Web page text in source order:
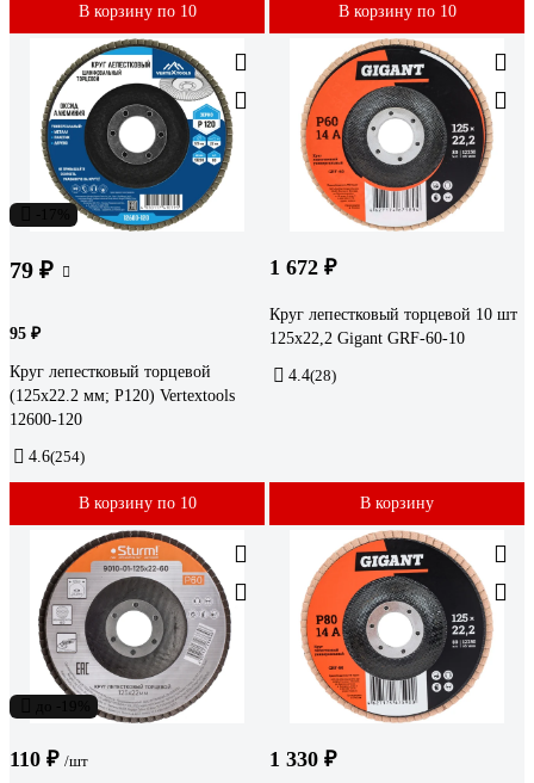
В корзину по 10 В корзину по 10
79 ₽
95 ₽
Круг лепестковый торцевой
(125х22.2 мм; Р120) Vertextools
12600-120
4.6(254)
В корзину по 10
1 672 ₽
Круг лепестковый торцевой 10 шт
125x22,2 Gigant GRF-60-10
4.4(28)
В корзину
110 ₽ /шт 1 330 ₽